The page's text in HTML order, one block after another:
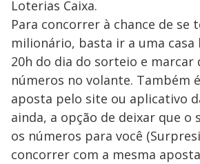
Loterias Caixa.
Para concorrer à chance de se
milionário, basta ir a uma casa
20h do dia do sorteio e marcar
números no volante. Também
aposta pelo site ou aplicativo
ainda, a opção de deixar que o
os números para você
concorrer com a mesma